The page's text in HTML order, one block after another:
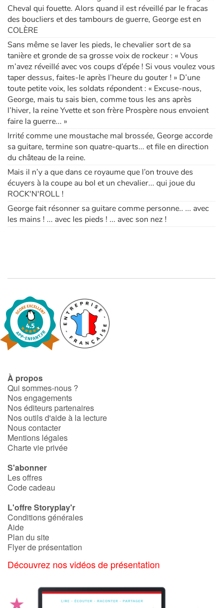
Apprendre les langues
Dyslexie, troubles de la lecture
Nos listes de lecture
Les plus lus
Coups de coeur
Cheval qui fouette. Alors quand il est réveillé par le fracas
des boucliers et des tambours de guerre, George est en
COLÈRE
Sans même se laver les pieds, le chevalier sort de sa
tanière et gronde de sa grosse voix de rockeur : « Vous
m’avez réveillé avec vos coups d’épée ! Si vous voulez vous
taper dessus, faites-le après l’heure du gouter ! » D’une
toute petite voix, les soldats répondent : « Excuse-nous,
George, mais tu sais bien, comme tous les ans après
l’hiver, la reine Yvette et son frère Prospère nous envoient
faire la guerre... »
Irrité comme une moustache mal brossée, George accorde
sa guitare, termine son quatre-quarts... et file en direction
du château de la reine.
Mais il n’y a que dans ce royaume que l’on trouve des
écuyers à la coupe au bol et un chevalier... qui joue du
ROCK'N'ROLL !
George fait résonner sa guitare comme personne.. ... avec
les mains ! ... avec les pieds ! ... avec son nez !
À propos
Qui sommes-nous ?
Nos engagements
Nos éditeurs partenaires
Nos outils d'aide à la lecture
Nous contacter
Mentions légales
Charte vie privée
S'abonner
Les offres
Code cadeau
L'offre Storyplay'r
Conditions générales
Aide
Plan du site
Flyer de présentation
Découvrez nos vidéos de présentation